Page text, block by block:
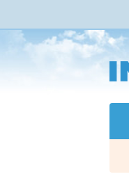
Přejít
na
hlavní
obsah